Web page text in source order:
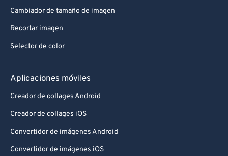
Cambiador de tamaño de imagen
Recortar imagen
Selector de color
Aplicaciones móviles
Creador de collages Android
Creador de collages iOS
Convertidor de imágenes Android
Convertidor de imágenes iOS